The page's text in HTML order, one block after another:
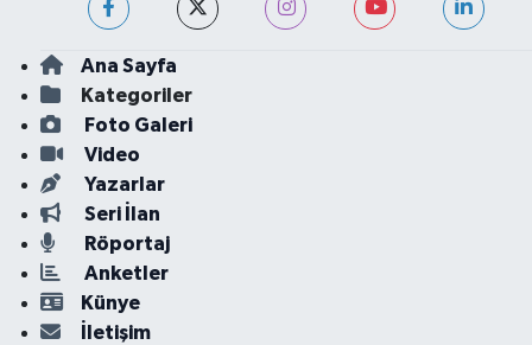
Ana Sayfa
Kategoriler
Foto Galeri
Video
Yazarlar
Seri İlan
Röportaj
Anketler
Künye
İletişim